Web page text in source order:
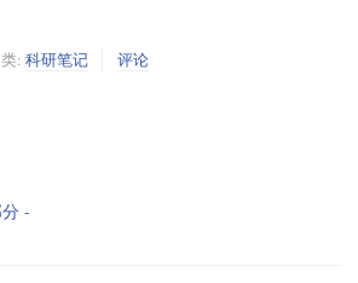
: 科研笔记 评论
-